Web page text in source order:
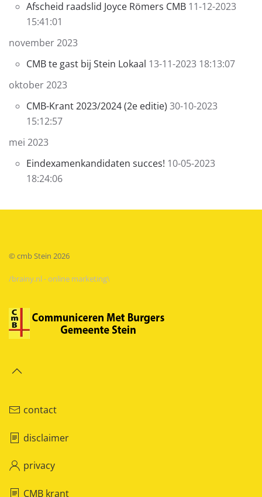
Afscheid raadslid Joyce Römers CMB 11-12-2023
15:41:01
november 2023
CMB te gast bij Stein Lokaal 13-11-2023 18:13:07
oktober 2023
CMB-Krant 2023/2024 (2e editie) 30-10-2023
15:12:57
mei 2023
Eindexamenkandidaten succes! 10-05-2023
18:24:06
© cmb Stein 2026
/brainy.nl - online marketing\
contact
disclaimer
privacy
CMB krant